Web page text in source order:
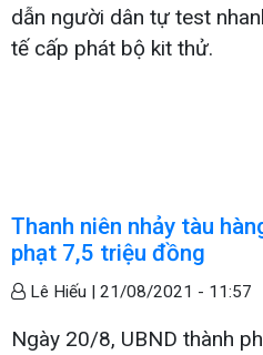
dẫn người dân tự test
tế cấp phát bộ kit thử.
Thanh niên nhảy tàu
phạt 7,5 triệu đồng
Lê Hiếu | 21/08/2021 - 11:57
Ngày 20/8, UBND thành